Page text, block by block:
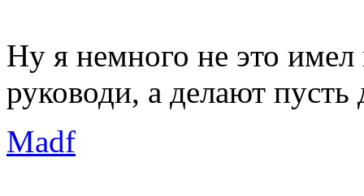
Ну я немного не это
руководи, а делают пусть
Madf